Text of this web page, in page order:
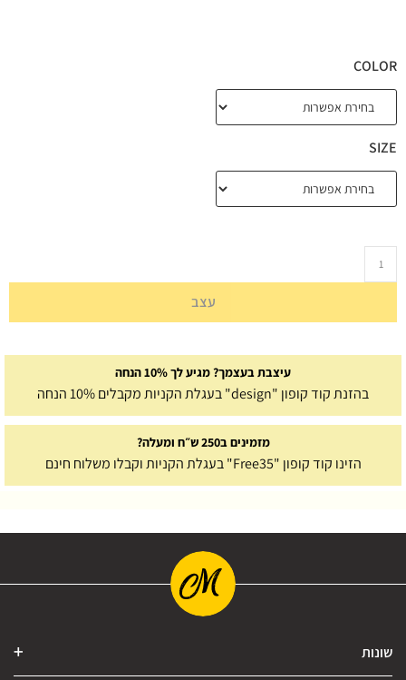
COLOR
SIZE
עצב
עיצבת בעצמך? מגיע לך 10% הנחה
בהזנת קוד קופון "design" בעגלת הקניות מקבלים 10% הנחה
מזמינים ב250 ש״ח ומעלה?
הזינו קוד קופון "Free35" בעגלת הקניות וקבלו משלוח חינם
שונות